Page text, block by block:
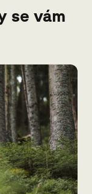
se vám